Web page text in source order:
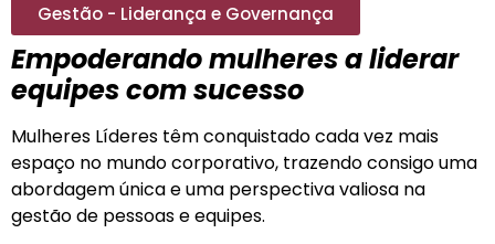
Gestão - Liderança e Governança
Empoderando mulheres a liderar
equipes com sucesso
Mulheres Líderes têm conquistado cada vez mais
espaço no mundo corporativo, trazendo consigo uma
abordagem única e uma perspectiva valiosa na
gestão de pessoas e equipes.